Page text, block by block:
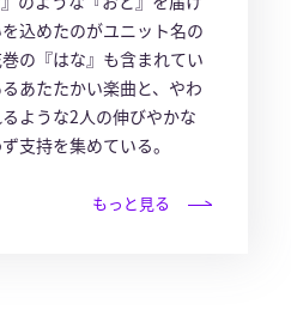
込めたのがユニット名の
の『はな』も含まれてい
あたたかい楽曲と、やわ
ような2人の伸びやかな
支持を集めている。
もっと見る